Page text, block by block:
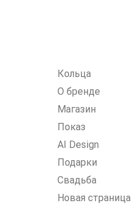
Кольца
О бренде
Магазин
Показ
AI Design
Подарки
Свадьба
Новая страница